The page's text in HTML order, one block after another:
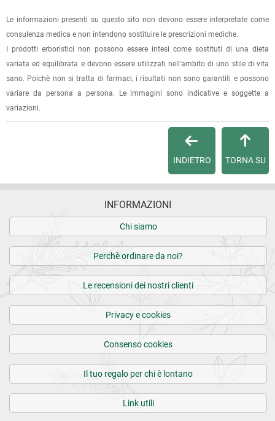
(selezionando l'apposita casella del modulo d'ordine e
specificando l'indirizzo di fatturazione).
Dalla tuaArea Clientepotrai verificare lo stato di lavorazione
dell'ordine e lo stato della spedizione.
Per qualsiasi informazione, contattaci via
Condizioni di vendita
Le informazioni presenti su questo sito non devono essere interpretate come
consulenza medica e non intendono sostituire le prescrizioni mediche.
I prodotti erboristici non possono essere intesi come sostituti di una dieta
variata ed equilibrata e devono essere utilizzati nell'ambito di uno stile di vita
sano. Poichè non si tratta di farmaci, i risultati non sono garantiti e possono
variare da persona a persona. Le immagini sono indicative e soggette a
variazioni.
TORNA SU
INDIETRO
INFORMAZIONI
Chi siamo
Perchè ordinare da noi?
Le recensioni dei nostri clienti
Privacy e cookies
Consenso cookies
Il tuo regalo per chi è lontano
Link utili